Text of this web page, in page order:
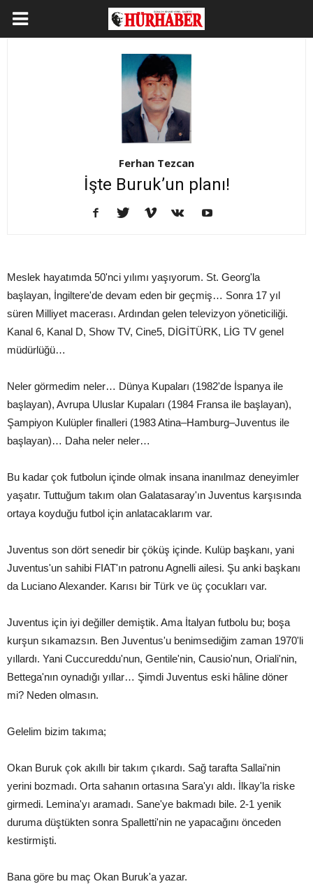
Ferhan Tezcan
İşte Buruk’un planı!
Meslek hayatımda 50'nci yılımı yaşıyorum. St. Georg'la
başlayan, İngiltere'de devam eden bir geçmiş… Sonra 17 yıl
süren Milliyet macerası. Ardından gelen televizyon yöneticiliği.
Kanal 6, Kanal D, Show TV, Cine5, DİGİTÜRK, LİG TV genel
müdürlüğü…
Neler görmedim neler… Dünya Kupaları (1982'de İspanya ile
başlayan), Avrupa Uluslar Kupaları (1984 Fransa ile başlayan),
Şampiyon Kulüpler finalleri (1983 Atina–Hamburg–Juventus ile
başlayan)… Daha neler neler…
Bu kadar çok futbolun içinde olmak insana inanılmaz deneyimler
yaşatır. Tuttuğum takım olan Galatasaray'ın Juventus karşısında
ortaya koyduğu futbol için anlatacaklarım var.
Juventus son dört senedir bir çöküş içinde. Kulüp başkanı, yani
Juventus'un sahibi FIAT'ın patronu Agnelli ailesi. Şu anki başkanı
da Luciano Alexander. Karısı bir Türk ve üç çocukları var.
Juventus için iyi değiller demiştik. Ama İtalyan futbolu bu; boşa
kurşun sıkamazsın. Ben Juventus'u benimsediğim zaman 1970'li
yıllardı. Yani Cuccureddu'nun, Gentile'nin, Causio'nun, Oriali'nin,
Bettega'nın oynadığı yıllar… Şimdi Juventus eski hâline döner
mi? Neden olmasın.
Gelelim bizim takıma;
Okan Buruk çok akıllı bir takım çıkardı. Sağ tarafta Sallai'nin
yerini bozmadı. Orta sahanın ortasına Sara'yı aldı. İlkay'la riske
girmedi. Lemina'yı aramadı. Sane'ye bakmadı bile. 2-1 yenik
duruma düştükten sonra Spalletti'nin ne yapacağını önceden
kestirmişti.
Bana göre bu maç Okan Buruk'a yazar.